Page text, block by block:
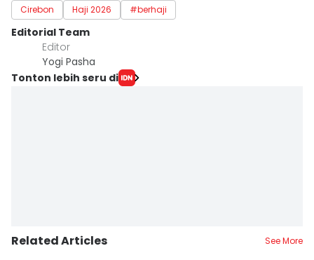
Cirebon Haji 2026 #berhaji
Editorial Team
Editor
Yogi Pasha
Tonton lebih seru di
Related Articles See More